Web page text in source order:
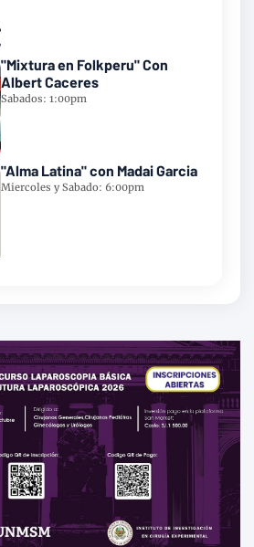
"Mixtura en Folkperu" Con
Albert Caceres
Sabados: 1:00pm
"Alma Latina" con Madai Garcia
Miercoles y Sabado: 6:00pm